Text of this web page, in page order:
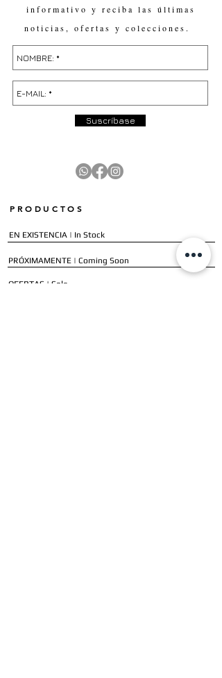
informativo y reciba las últimas
noticias, ofertas y colecciones.
Suscríbase
PRODUCTOS
EN EXISTENCIA | In Stock
PRÓXIMAMENTE | Coming Soon
OFERTAS | Sale